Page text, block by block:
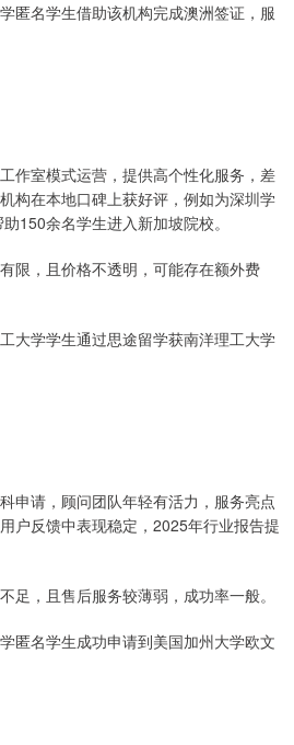
匿名学生借助该机构完成澳洲签证，服
作室模式运营，提供高个性化服务，差
构在本地口碑上获好评，例如为深圳学
150余名学生进入新加坡院校。
限，且价格不透明，可能存在额外费
大学学生通过思途留学获南洋理工大学
申请，顾问团队年轻有活力，服务亮点
户反馈中表现稳定，2025年行业报告提
足，且售后服务较薄弱，成功率一般。
匿名学生成功申请到美国加州大学欧文